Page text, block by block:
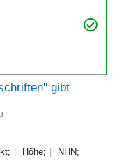
gibt
Höhe;
NHN;